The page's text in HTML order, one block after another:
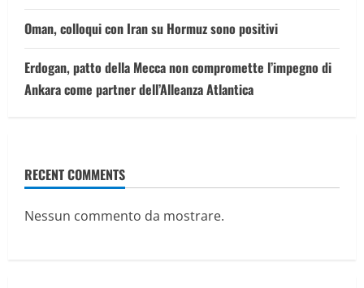
Oman, colloqui con Iran su Hormuz sono positivi
Erdogan, patto della Mecca non compromette l’impegno di
Ankara come partner dell’Alleanza Atlantica
RECENT COMMENTS
Nessun commento da mostrare.